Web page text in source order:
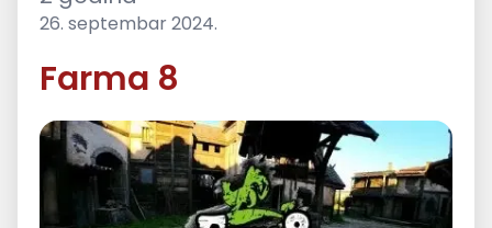
26. septembar 2024.
Farma 8